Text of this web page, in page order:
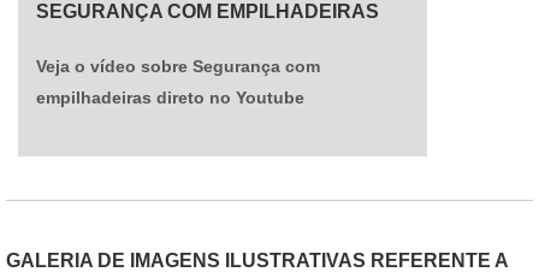
SEGURANÇA COM EMPILHADEIRAS
Veja o vídeo sobre Segurança com
empilhadeiras direto no Youtube
GALERIA DE IMAGENS ILUSTRATIVAS REFERENTE A